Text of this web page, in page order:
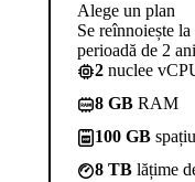
Alege un plan
Se reînnoiește
perioadă de 2
2 nuclee
8 GB RAM
100 GB
8 TB lățime